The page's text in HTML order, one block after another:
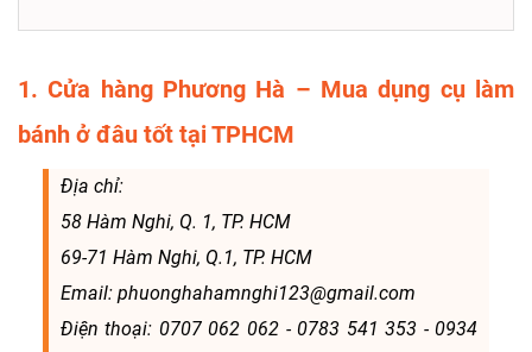
1. Cửa hàng Phương Hà – Mua dụng cụ làm
bánh ở đâu tốt tại TPHCM
Địa chỉ:
58 Hàm Nghi, Q. 1, TP. HCM
69-71 Hàm Nghi, Q.1, TP. HCM
Email: phuonghahamnghi123@gmail.com
Điện thoại: 0707 062 062 - 0783 541 353 - 0934